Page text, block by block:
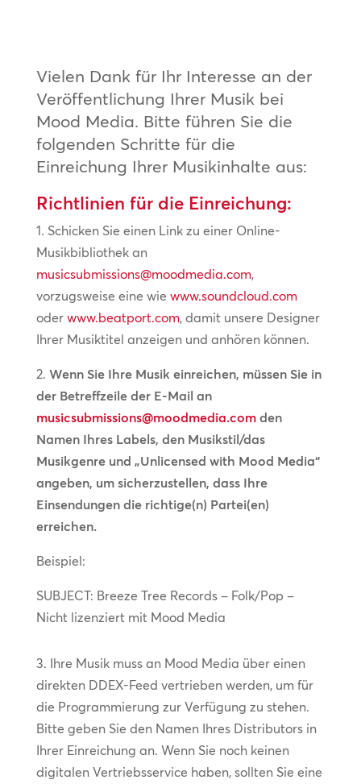
Vielen Dank für Ihr Interesse an der
Veröffentlichung Ihrer Musik bei
Mood Media. Bitte führen Sie die
folgenden Schritte für die
Einreichung Ihrer Musikinhalte aus:
Richtlinien für die Einreichung:
1. Schicken Sie einen Link zu einer Online-
Musikbibliothek an
musicsubmissions@moodmedia.com,
vorzugsweise eine wie www.soundcloud.com
oder www.beatport.com, damit unsere Designer
Ihrer Musiktitel anzeigen und anhören können.
2. Wenn Sie Ihre Musik einreichen, müssen Sie in
der Betreffzeile der E-Mail an
musicsubmissions@moodmedia.comden
Namen Ihres Labels, den Musikstil/das
Musikgenre und „Unlicensed with Mood Media“
angeben, um sicherzustellen, dass Ihre
Einsendungen die richtige(n) Partei(en)
erreichen.
Beispiel:
SUBJECT: Breeze Tree Records – Folk/Pop –
Nicht lizenziert mit Mood Media
3. Ihre Musik muss an Mood Media über einen
direkten DDEX-Feed vertrieben werden, um für
die Programmierung zur Verfügung zu stehen.
Bitte geben Sie den Namen Ihres Distributors in
Ihrer Einreichung an. Wenn Sie noch keinen
digitalen Vertriebsservice haben, sollten Sie eine